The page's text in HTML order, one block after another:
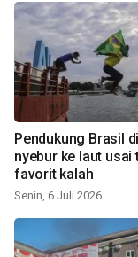
Pendukung Brasil
nyebur ke laut usai
favorit kalah
Senin, 6 Juli 2026